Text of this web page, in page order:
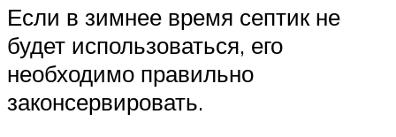
Если в зимнее время септик не
будет использоваться, его
необходимо правильно
законсервировать.